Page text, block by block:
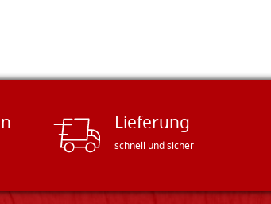
Lieferung
schnell und sicher